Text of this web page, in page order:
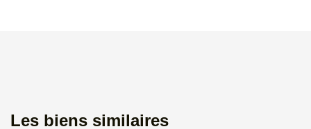
Les biens similaires